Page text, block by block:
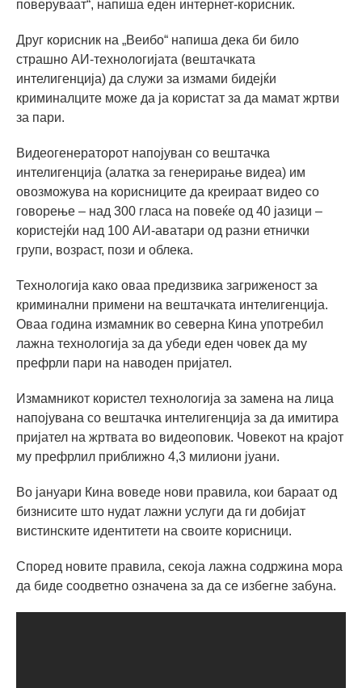
поверуваат“, напиша еден интернет-корисник.
Друг корисник на „Веибо“ напиша дека би било
страшно АИ-технологијата (вештачката
интелигенција) да служи за измами бидејќи
криминалците може да ја користат за да мамат жртви
за пари.
Видеогенераторот напојуван со вештачка
интелигенција (алатка за генерирање видеа) им
овозможува на корисниците да креираат видео со
говорење – над 300 гласа на повеќе од 40 јазици –
користејќи над 100 АИ-аватари од разни етнички
групи, возраст, пози и облека.
Технологија како оваа предизвика загриженост за
криминални примени на вештачката интелигенција.
Оваа година измамник во северна Кина употребил
лажна технологија за да убеди еден човек да му
префрли пари на наводен пријател.
Измамникот користел технологија за замена на лица
напојувана со вештачка интелигенција за да имитира
пријател на жртвата во видеоповик. Човекот на крајот
му префрлил приближно 4,3 милиони јуани.
Во јануари Кина воведе нови правила, кои бараат од
бизнисите што нудат лажни услуги да ги добијат
вистинските идентитети на своите корисници.
Според новите правила, секоја лажна содржина мора
да биде соодветно означена за да се избегне забуна.